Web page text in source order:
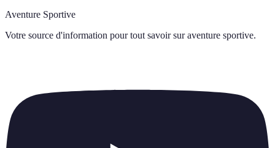
Aventure Sportive
Votre source d'information pour tout savoir sur aventure sportive.